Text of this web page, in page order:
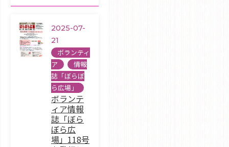
2025-07-
21
ボランティ
ア
,
情報
誌「ぼらぼ
ら広場」
ボランテ
ィア情報
誌「ぼら
ぼら広
場」118号